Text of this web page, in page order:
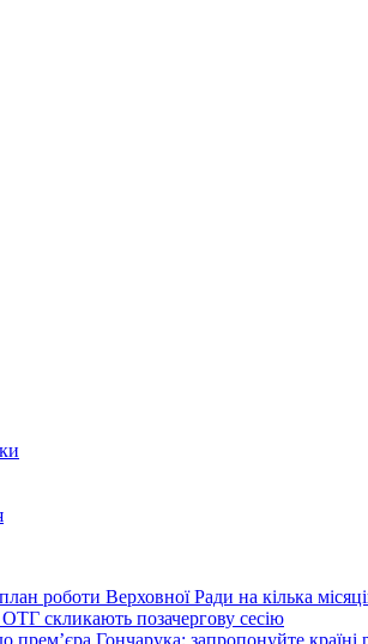
роботи Верховної Ради на кілька
скликають позачергову сесію
прем’єра Гончарука: запропонуйте